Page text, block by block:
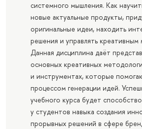
системного мышления. Как
новые актуальные продукты,
оригинальные идеи, находить
решения и управлять
Данная дисциплина даёт
основных креативных
и инструментах, которые
процессом генерации идей.
учебного курса будет
у студентов навыка создания
прорывных решений в сфере